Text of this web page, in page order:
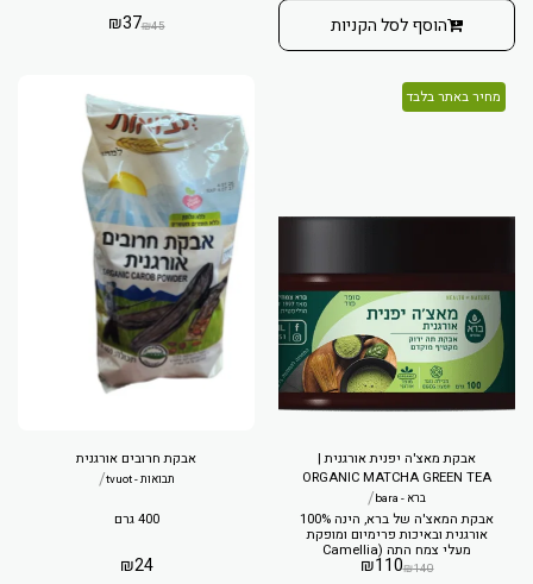
הוסף לסל הקניות ₪45
₪37
מחיר באתר בלבד
אבקת מאצ'ה יפנית אורגנית |
ORGANIC MATCHA GREEN TEA
LEAVES POWDER
ברא - bara /
אבקת המאצ'ה של ברא, הינה 100%
אורגנית ובאיכות פרימיום ומופקת
מעלי צמח התה (Camellia
sinensis) המובחרים אשר גדלים
₪140
₪110
אבקת חרובים אורגנית
תבואות - tvuot /
400 גרם
₪24